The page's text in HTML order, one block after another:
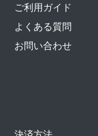
ご利用ガイド
よくある質問
お問い合わせ